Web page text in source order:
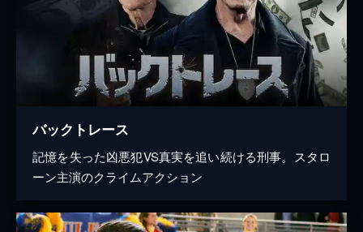
バックトレース
記憶を失った凶悪犯VS真実を追い続ける刑事。スタロ
ーン主演のクライムアクション